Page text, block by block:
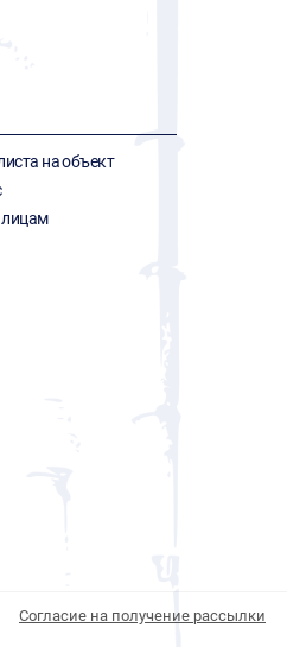
на объект
Согласие на получение рассылки